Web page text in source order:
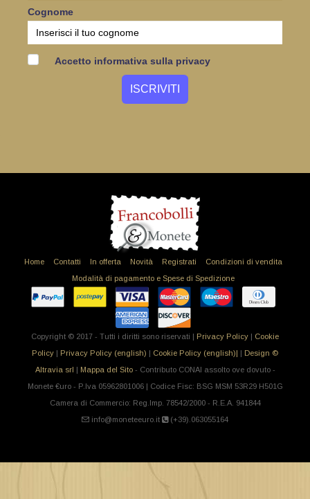
Cognome
Accetto informativa sulla privacy
Home Contatti In offerta Novità Registrati
Condizioni di vendita
Modalità di pagamento e Spese di Spedizione
Copyright © 2017 - Tutti i diritti sono riservati | Privacy Policy | Cookie
Policy | Privacy Policy (english) | Cookie Policy (english)| | Design ©
Altravia srl | Mappa del Sito- Contributo CONAI assolto ove dovuto -
Monete €uro - P.Iva 05962801006 | Codice Fisc: BSG MSM 53R29 H501G
Camera di Commercio: Reg.Imp. 78542/2000 - R.E.A. 941844
info@moneteeuro.it
(+39).063055164